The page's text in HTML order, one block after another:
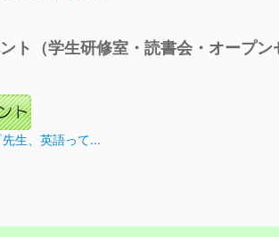
ト（学生研修室・読書会・オープン
生、英語って...